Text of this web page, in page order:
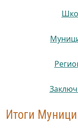
Итоги